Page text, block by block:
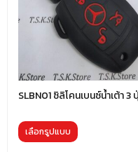
SLBN01 ซิลิโคนเบนซ์น้ำเต้า 3
เลือกรูปแบบ